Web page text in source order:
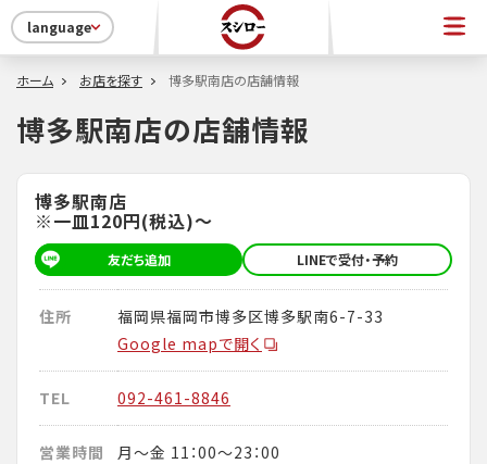
language
ホーム お店を探す 博多駅南店の店舗情報
博多駅南店の店舗情報
博多駅南店
※一皿120円(税込)～
友だち追加 LINEで受付・予約
住所
福岡県福岡市博多区博多駅南6-7-33
Google mapで開く
TEL 092-461-8846
営業時間
月～金 11：00～23：00